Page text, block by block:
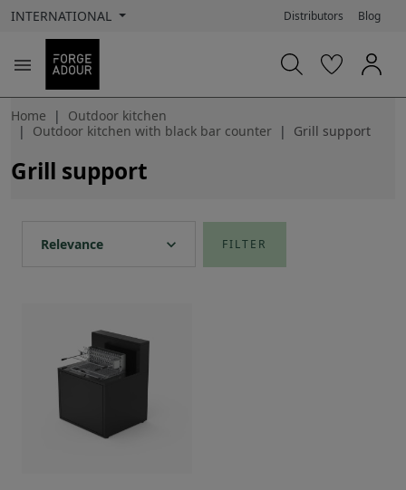
INTERNATIONAL Distributors Blog

Home
Outdoor kitchen
Outdoor kitchen with black bar counter
Grill support
Grill support
Relevance expand_more FILTER